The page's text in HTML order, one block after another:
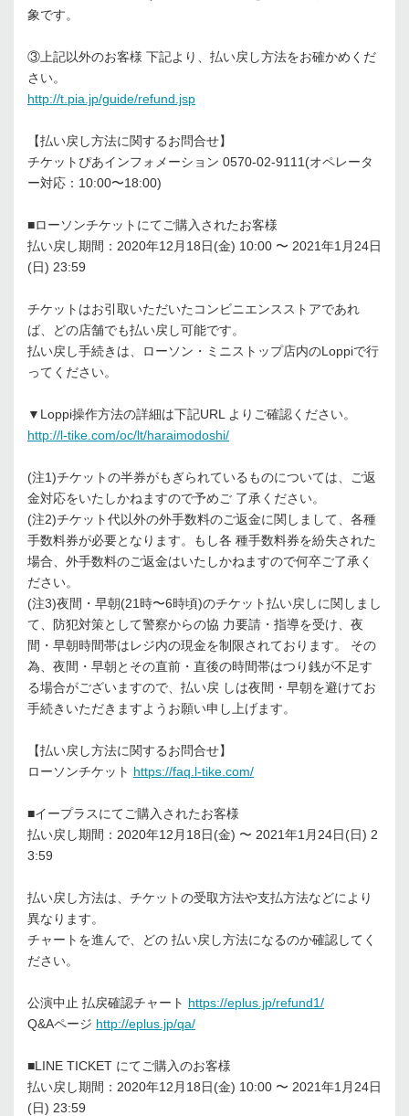
象です。
③上記以外のお客様 下記より、払い戻し⽅法をお確かめくだ
さい。
http://t.pia.jp/guide/refund.jsp
【払い戻し⽅法に関するお問合せ】
チケットぴあインフォメーション 0570-02-9111(オペレータ
ー対応：10:00〜18:00)
■ローソンチケットにてご購⼊されたお客様
払い戻し期間：2020年12⽉18⽇(⾦) 10:00 〜 2021年1⽉24⽇
(⽇) 23:59
チケットはお引取いただいたコンビニエンスストアであれ
ば、どの店舗でも払い戻し可能です。
払い戻し⼿続きは、ローソン・ミニストップ店内のLoppiで⾏
ってください。
▼Loppi操作⽅法の詳細は下記URL よりご確認ください。
http://l-tike.com/oc/lt/haraimodoshi/
(注1)チケットの半券がもぎられているものについては、ご返
⾦対応をいたしかねますので予めご 了承ください。
(注2)チケット代以外の外⼿数料のご返⾦に関しまして、各種
⼿数料券が必要となります。もし各 種⼿数料券を紛失された
場合、外⼿数料のご返⾦はいたしかねますので何卒ご了承く
ださい。
(注3)夜間・早朝(21時〜6時頃)のチケット払い戻しに関しまし
て、防犯対策として警察からの協 ⼒要請・指導を受け、夜
間・早朝時間帯はレジ内の現⾦を制限されております。 その
為、夜間・早朝とその直前・直後の時間帯はつり銭が不⾜す
る場合がございますので、払い戻 しは夜間・早朝を避けてお
⼿続きいただきますようお願い申し上げます。
【払い戻し⽅法に関するお問合せ】
ローソンチケット https://faq.l-tike.com/
■イープラスにてご購⼊されたお客様
払い戻し期間：2020年12⽉18⽇(⾦) 〜 2021年1⽉24⽇(⽇) 2
3:59
払い戻し⽅法は、チケットの受取⽅法や⽀払⽅法などにより
異なります。
チャートを進んで、どの 払い戻し⽅法になるのか確認してく
ださい。
公演中⽌ 払戻確認チャート https://eplus.jp/refund1/
Q&Aページ http://eplus.jp/qa/
■LINE TICKET にてご購⼊のお客様
払い戻し期間：2020年12⽉18⽇(⾦) 10:00 〜 2021年1⽉24⽇
(⽇) 23:59